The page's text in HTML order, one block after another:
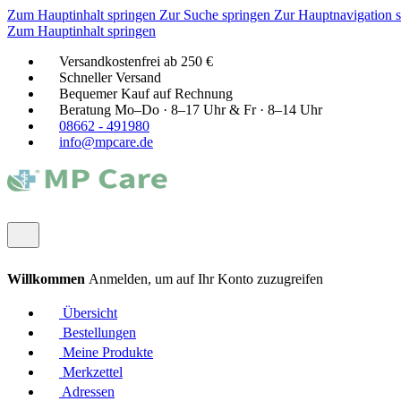
Zum Hauptinhalt springen Zur Suche springen Zur Hauptnavigation
Zum Hauptinhalt springen
Versandkostenfrei ab 250 €
Schneller Versand
Bequemer Kauf auf Rechnung
Beratung Mo–Do · 8–17 Uhr & Fr · 8–14 Uhr
08662 - 491980
info@mpcare.de
Willkommen Anmelden, um auf Ihr Konto zuzugreifen
Übersicht
Bestellungen
Meine Produkte
Merkzettel
Adressen